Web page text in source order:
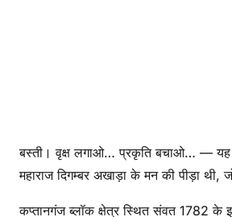
बस्ती। वृक्ष लगाओ… प्रकृति बचाओ… — यह
महाराज दिगम्बर अखाड़ा के मन की पीड़ा
कप्तानगंज ब्लॉक क्षेत्र स्थित संवत 1782 के